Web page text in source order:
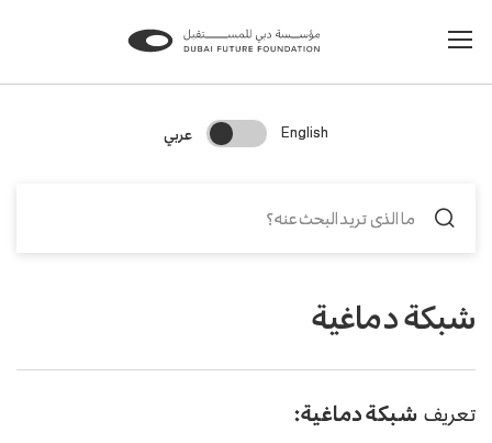
English
Change Search Language
عربي
شبكة دماغية
تعريف شبكة دماغية: